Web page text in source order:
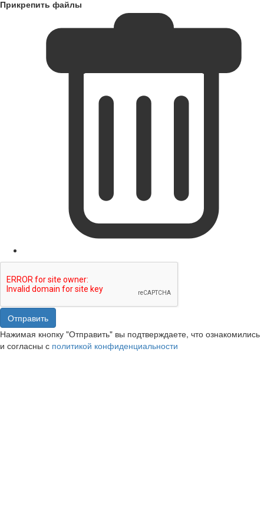
Прикрепить файлы
Отправить
Нажимая кнопку "Отправить" вы подтверждаете, что ознакомились
и согласны с политикой конфиденциальности